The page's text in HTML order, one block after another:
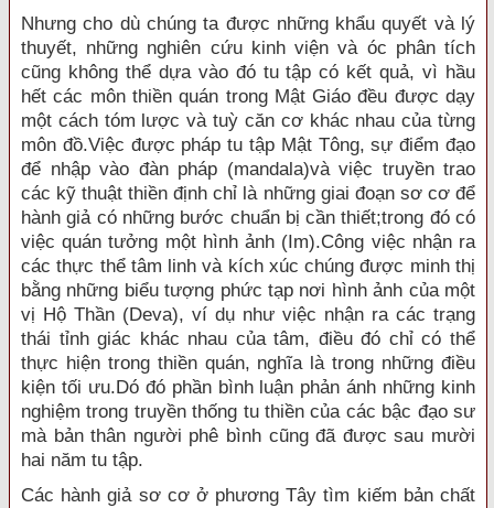
Nhưng cho dù chúng ta được những khẩu quyết và lý
thuyết, những nghiên cứu kinh viện và óc phân tích
cũng không thể dựa vào đó tu tập có kết quả, vì hầu
hết các môn thiền quán trong Mật Giáo đều được dạy
một cách tóm lược và tuỳ căn cơ khác nhau của từng
môn đồ.Việc được pháp tu tập Mật Tông, sự điểm đạo
để nhập vào đàn pháp (mandala)và việc truyền trao
các kỹ thuật thiền định chỉ là những giai đoạn sơ cơ để
hành giả có những bước chuẩn bị cần thiết;trong đó có
việc quán tưởng một hình ảnh (Im).Công việc nhận ra
các thực thể tâm linh và kích xúc chúng được minh thị
bằng những biểu tượng phức tạp nơi hình ảnh của một
vị Hộ Thần (Deva), ví dụ như việc nhận ra các trạng
thái tỉnh giác khác nhau của tâm, điều đó chỉ có thể
thực hiện trong thiền quán, nghĩa là trong những điều
kiện tối ưu.Dó đó phần bình luận phản ánh những kinh
nghiệm trong truyền thống tu thiền của các bậc đạo sư
mà bản thân người phê bình cũng đã được sau mười
hai năm tu tập.
Các hành giả sơ cơ ở phương Tây tìm kiếm bản chất